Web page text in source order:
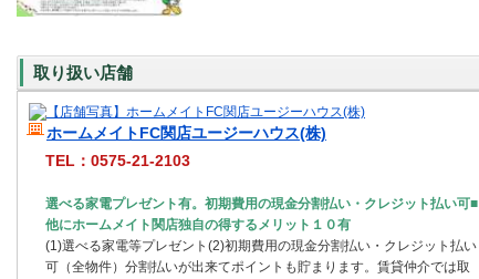
取り扱い店舗
ホームメイトFC関店ユージーハウス(株)
TEL：0575-21-2103
選べる家電プレゼント有。初期費用の現金分割払い・クレジット払い可■
他にホームメイト関店独自の得するメリット１０有
(1)選べる家電等プレゼント(2)初期費用の現金分割払い・クレジット払い
可（全物件）分割払いが出来てポイントも貯まります。賃貸仲介では取